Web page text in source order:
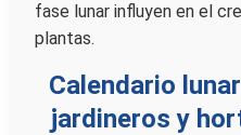
fase lunar influyen en el
plantas.
Calendario
jardineros y